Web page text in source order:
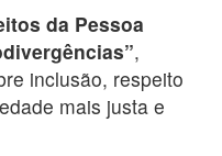
da Pessoa
,
inclusão, respeito
mais justa e